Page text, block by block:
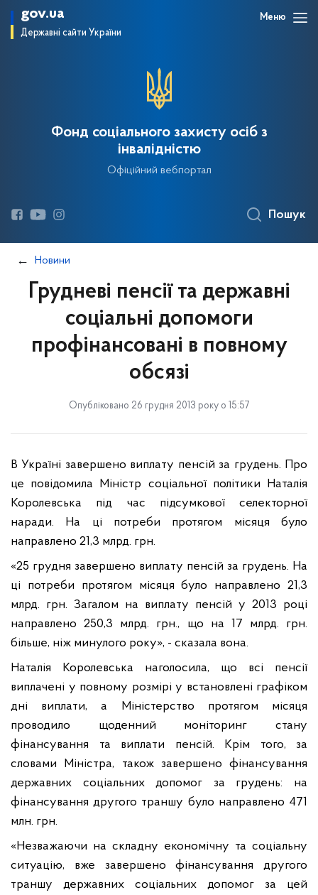
gov.ua
Державні сайти України
Меню
Фонд соціального захисту осіб з
інвалідністю
Офіційний вебпортал
Пошук
Новини
Грудневі пенсії та державні
соціальні допомоги
профінансовані в повному
обсязі
Опубліковано 26 грудня 2013 року о 15:57
В Україні завершено виплату пенсій за грудень. Про
це повідомила Міністр соціальної політики Наталія
Королевська під час підсумкової селекторної
наради. На ці потреби протягом місяця було
направлено 21,3 млрд. грн.
«25 грудня завершено виплату пенсій за грудень. На
ці потреби протягом місяця було направлено 21,3
млрд. грн. Загалом на виплату пенсій у 2013 році
направлено 250,3 млрд. грн., що на 17 млрд. грн.
більше, ніж минулого року», - сказала вона.
Наталія Королевська наголосила, що всі пенсії
виплачені у повному розмірі у встановлені графіком
дні виплати, а Міністерство протягом місяця
проводило щоденний моніторинг стану
фінансування та виплати пенсій. Крім того, за
словами Міністра, також завершено фінансування
державних соціальних допомог за грудень: на
фінансування другого траншу було направлено 471
млн. грн.
«Незважаючи на складну економічну та соціальну
ситуацію, вже завершено фінансування другого
траншу державних соціальних допомог за цей